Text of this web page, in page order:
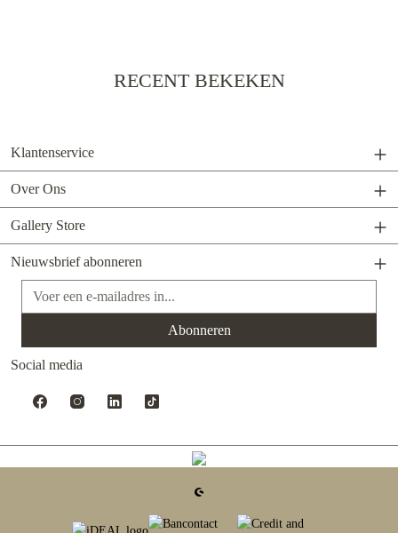
RECENT BEKEKEN
Klantenservice
Over Ons
Gallery Store
Nieuwsbrief abonneren
E-mailadres*
Abonneren
Social media